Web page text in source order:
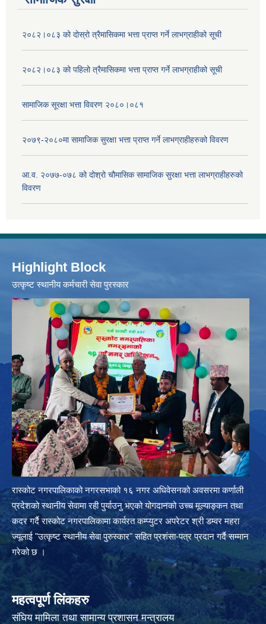
२०८२।०८३ को दोस्रो त्रैमासिकमा भत्ता प्राप्‍त गर्ने लाभग्राहीको सूची
२०८२।०८३ को पहिलो त्रैमासिकमा भत्ता प्राप्‍त गर्ने लाभग्राहीको सूची
सामाजिक सूरक्षा भत्ता विवरण २०८०।०८१
२०७९-२०८०मा सामाजिक सुरक्षा भत्ता प्राप्त गर्ने लाभग्राहीहरुको विवरण
आ.व. २०७७-०७८ को दोश्रो चौमासिक सामाजिक सुरक्षा भत्ता लाभग्राहीहरुको
विवरण
Highlight Block
उत्‍कृष्ट स्थानीय कर्मचारी सेवा पुरस्कार
रास्कोट नगरपालिकाको नगरसभाको १६ नगर अधिवेसनको अवसरमा कर्णाली
प्रदेशको स्थानीय सेवामा रही पुर्याउनु भएको योगदानको उच्च मूल्याङ्कन तथा
कदर गर्दै रास्कोट नगरपालिकामा कार्यरत कम्प्युटर अपरेटर श्री डम्वर महरा
ज्यूलाई "उत्कृष्ट स्थानीय सेवा पुरुस्कार" सहित प्रशंसा-पत्र प्रदान गर्दै सम्मान
गरेको छ ।
महत्वपूर्ण लिंकहरु
संघिय मामिला तथा सामान्य प्रशासन मन्त्रालय